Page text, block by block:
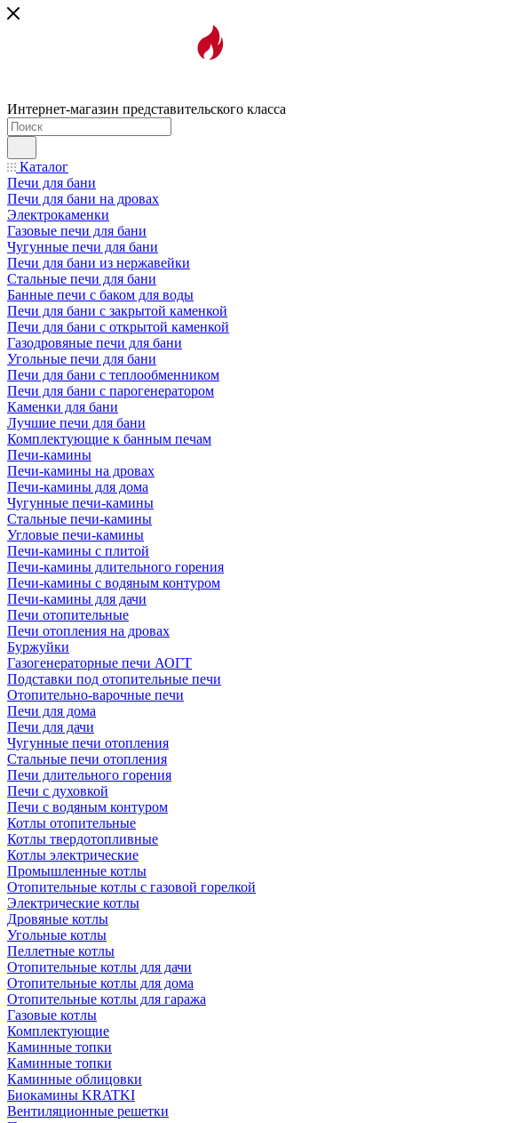
Интернет-магазин представительского класса
Каталог
Печи для бани
Печи для бани на дровах
Электрокаменки
Газовые печи для бани
Чугунные печи для бани
Печи для бани из нержавейки
Стальные печи для бани
Банные печи с баком для воды
Печи для бани с закрытой каменкой
Печи для бани с открытой каменкой
Газодровяные печи для бани
Угольные печи для бани
Печи для бани с теплообменником
Печи для бани с парогенератором
Каменки для бани
Лучшие печи для бани
Комплектующие к банным печам
Печи-камины
Печи-камины на дровах
Печи-камины для дома
Чугунные печи-камины
Стальные печи-камины
Угловые печи-камины
Печи-камины с плитой
Печи-камины длительного горения
Печи-камины с водяным контуром
Печи-камины для дачи
Печи отопительные
Печи отопления на дровах
Буржуйки
Газогенераторные печи АОГТ
Подставки под отопительные печи
Отопительно-варочные печи
Печи для дома
Печи для дачи
Чугунные печи отопления
Стальные печи отопления
Печи длительного горения
Печи с духовкой
Печи с водяным контуром
Котлы отопительные
Котлы твердотопливные
Котлы электрические
Промышленные котлы
Отопительные котлы с газовой горелкой
Электрические котлы
Дровяные котлы
Угольные котлы
Пеллетные котлы
Отопительные котлы для дачи
Отопительные котлы для дома
Отопительные котлы для гаража
Газовые котлы
Комплектующие
Каминные топки
Каминные топки
Каминные облицовки
Биокамины KRATKI
Вентиляционные решетки